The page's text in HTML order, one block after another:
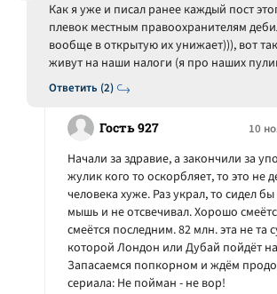
Ответить (2)
Как я уже и писал ранее каждый пост
плевок местным правоохранителям
вообще в открытую их унижает))), вот
живут на наши налоги (я про наших
Гость 927 10
Начали за здравие, а закончили за
жулик кого то оскорбляет, то это не
человека хуже. Раз украл, то сидел
мышь и не отсвечивал. Хорошо
смеётся последним. 82 млн. эта не та
которой Лондон или Дубай пойдёт
Запасаемся попкорном и ждём
сериала: Не пойман - не вор!